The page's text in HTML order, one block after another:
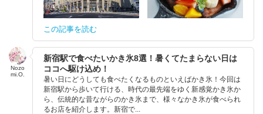
この記事を読む
Nozo
mi.O.
新宿駅で食べたいかき氷8選！暑くてたまらない日は
ココへ駆け込め！
暑い日にどうしても食べたくなるものといえばかき氷！今回は
新宿駅から歩いて行ける、時代の最先端をゆく新感覚かき氷か
ら、伝統的な昔ながらのかき氷まで、様々なかき氷が食べられ
るお店を紹介します。新宿で...